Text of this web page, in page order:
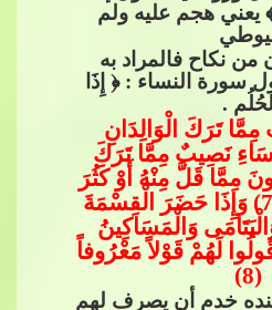
يعني هجم عليه ولم
​​ من نكاح فالمراد به
سورة النساء : ﴿ إِذَا
.
تَرَكَ الْوَالِدَانِ
نَصِيبٌ مِمَّا تَرَكَ
مِمَّا قَلَّ مِنْهُ أَوْ كَثُرَ
نَصِيباً مَفْرُوضاً (7) وَإِذَا حَضَرَ الْقِسْمَةَ
وَالْمَسَاكِينُ
لَهُمْ قَوْلاً مَعْرُوفاً
(8)
خدم أن يصرف لهم